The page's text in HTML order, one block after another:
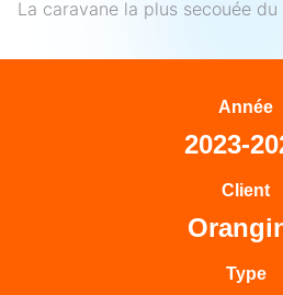
La caravane la plus secouée du
Type
Client
Année
2023-